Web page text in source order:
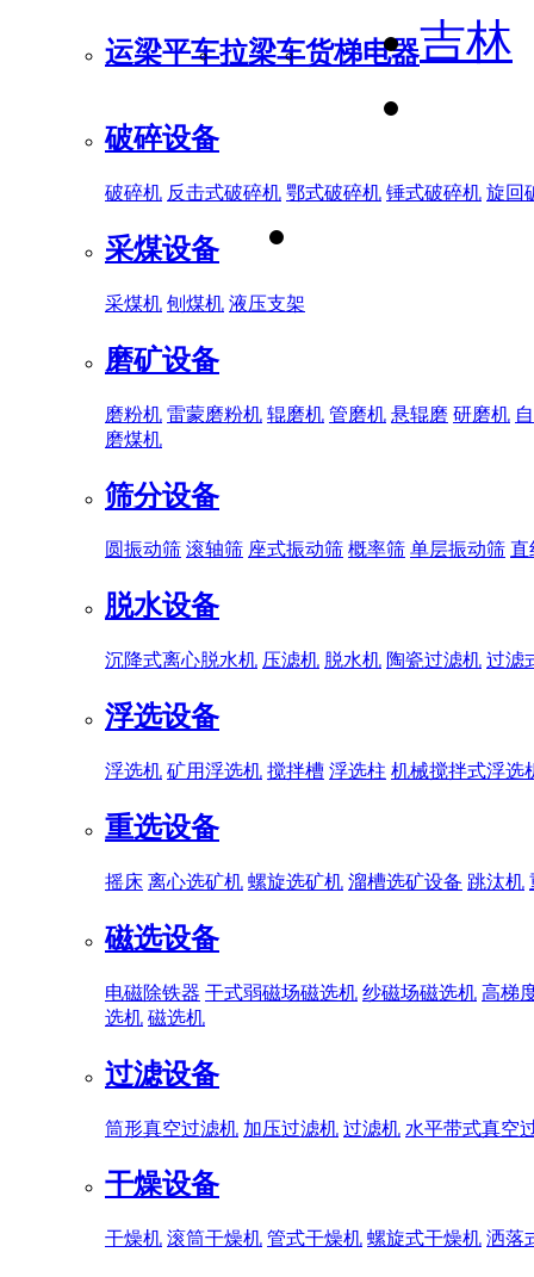
运梁平车拉梁车货梯电器
破碎设备
破碎机 反击式破碎机 鄂式破碎机 锤式破碎机 旋回
采煤设备
采煤机 刨煤机 液压支架
磨矿设备
磨粉机 雷蒙磨粉机 辊磨机 管磨机 悬辊磨 研磨机
磨煤机
筛分设备
圆振动筛 滚轴筛 座式振动筛 概率筛 单层振动筛 直
脱水设备
沉降式离心脱水机 压滤机 脱水机 陶瓷过滤机 过滤
浮选设备
浮选机 矿用浮选机 搅拌槽 浮选柱 机械搅拌式浮选
重选设备
摇床 离心选矿机 螺旋选矿机 溜槽选矿设备 跳汰机
磁选设备
电磁除铁器 干式弱磁场磁选机 纱磁场磁选机 高梯
选机 磁选机
过滤设备
筒形真空过滤机 加压过滤机 过滤机 水平带式真空
干燥设备
干燥机 滚筒干燥机 管式干燥机 螺旋式干燥机 洒落
吉林